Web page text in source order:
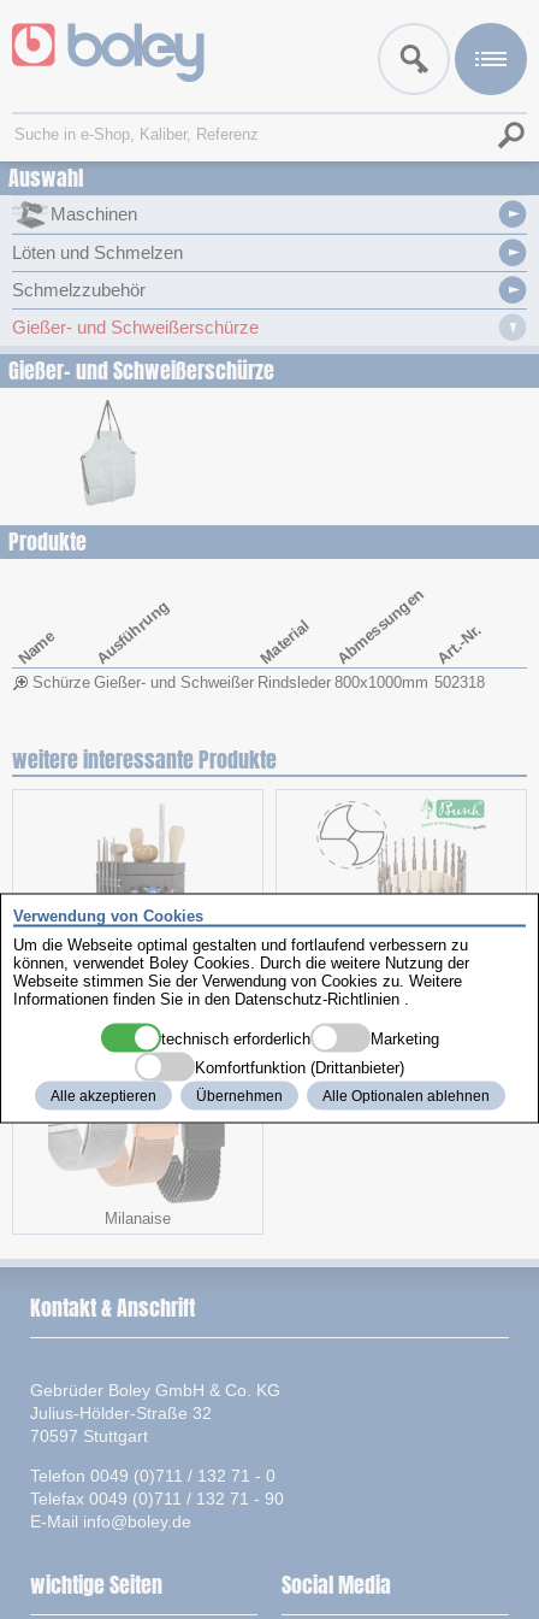
Auswahl
Maschinen
Löten und Schmelzen
Schmelzzubehör
Gießer- und Schweißerschürze
Gießer- und Schweißerschürze
Produkte
Name Ausführung Material Abmessungen Art.-Nr.
Schürze Gießer- und Schweißer Rindsleder 800x​1000mm 502318
weitere interessante Produkte
Werkzeugständer Caddy Spiralbohrer
Milanaise
Verwendung von Cookies
Um die Webseite optimal gestalten und fortlaufend verbessern zu
können, verwendet Boley Cookies. Durch die weitere Nutzung der
Webseite stimmen Sie der Verwendung von Cookies zu. Weitere
Informationen finden Sie in den Datenschutz-Richtlinien
technisch erforderlich
Marketing
Komfortfunktion (Drittanbieter)
Alle akzeptieren Übernehmen Alle Optionalen ablehnen
Kontakt & Anschrift
Gebrüder Boley GmbH & Co. KG
Julius-Hölder-Straße 32
70597 Stuttgart
Telefon 0049 (0)711 / 132 71 - 0
Telefax 0049 (0)711 / 132 71 - 90
E-Mail info@boley.de
wichtige Seiten Social Media